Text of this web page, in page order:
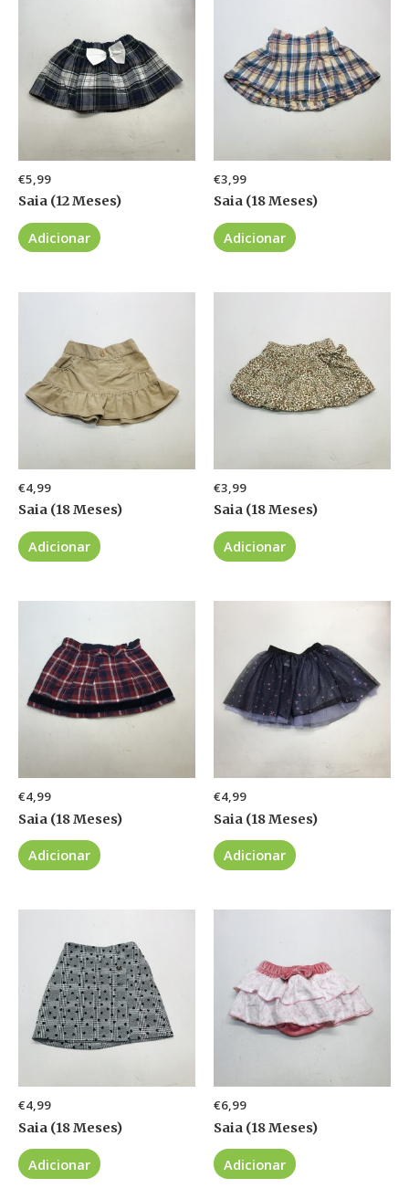
€5,99
Saia (12 Meses)
Adicionar
€3,99
Saia (18 Meses)
Adicionar
€4,99
Saia (18 Meses)
Adicionar
€3,99
Saia (18 Meses)
Adicionar
€4,99
Saia (18 Meses)
Adicionar
€4,99
Saia (18 Meses)
Adicionar
€4,99
Saia (18 Meses)
Adicionar
€6,99
Saia (18 Meses)
Adicionar